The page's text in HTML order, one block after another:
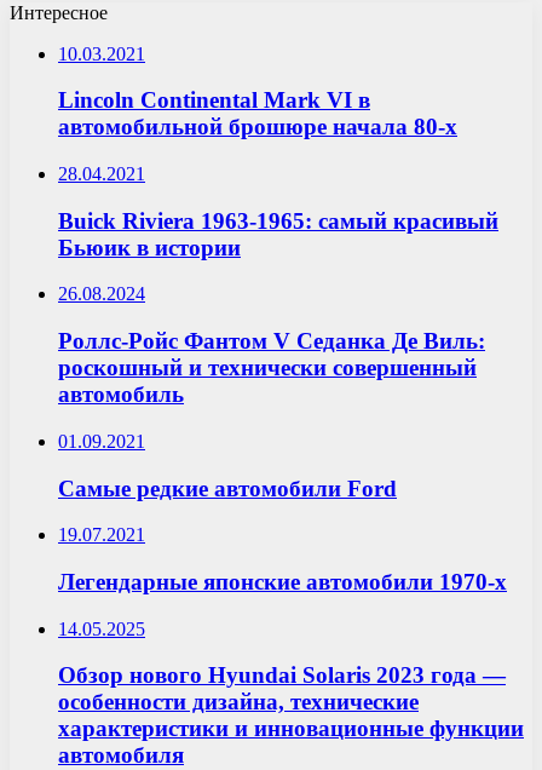
Интересное
10.03.2021
Lincoln Continental Mark VI в
автомобильной брошюре начала 80-х
28.04.2021
Buick Riviera 1963-1965: самый красивый
Бьюик в истории
26.08.2024
Роллс-Ройс Фантом V Седанка Де Виль:
роскошный и технически совершенный
автомобиль
01.09.2021
Самые редкие автомобили Ford
19.07.2021
Легендарные японские автомобили 1970-х
14.05.2025
Обзор нового Hyundai Solaris 2023 года —
особенности дизайна, технические
характеристики и инновационные функции
автомобиля